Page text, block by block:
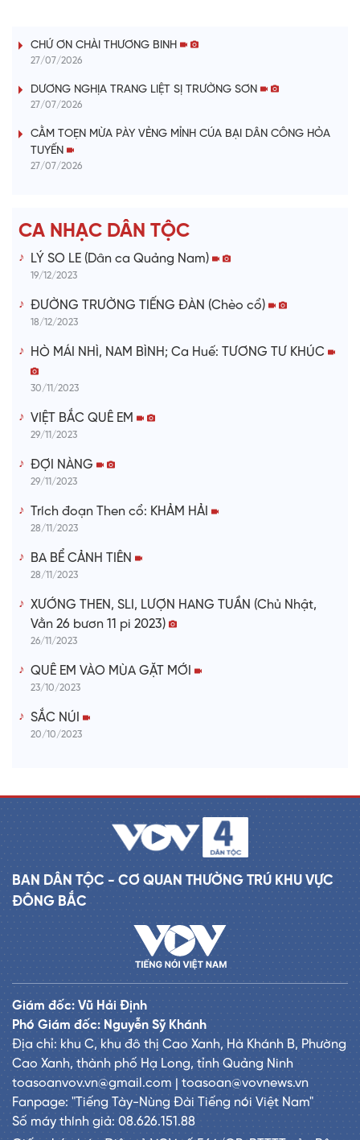
V
i
o
CHỨ ƠN CHÀI THƯƠNG BINH
27/07/2026
DƯƠNG NGHỊA TRANG LIỆT SỊ TRƯỜNG SƠN
27/07/2026
CẰM TOẸN MỪA PÀY VẺNG MỈNH CÚA BẠI DÂN CÔNG HỎA
TUYẾN
27/07/2026
CA NHẠC DÂN TỘC
LÝ SO LE (Dân ca Quảng Nam)
19/12/2023
ĐƯỜNG TRƯỜNG TIẾNG ĐÀN (Chèo cổ)
18/12/2023
HÒ MÁI NHÌ, NAM BÌNH; Ca Huế: TƯƠNG TƯ KHÚC
30/11/2023
VIỆT BẮC QUÊ EM
29/11/2023
ĐỢI NÀNG
29/11/2023
Trích đoạn Then cổ: KHẢM HẢI
28/11/2023
BA BỂ CẢNH TIÊN
28/11/2023
XƯỚNG THEN, SLI, LƯỢN HANG TUẦN (Chủ Nhật,
Vằn 26 bươn 11 pi 2023)
26/11/2023
QUÊ EM VÀO MÙA GẶT MỚI
23/10/2023
SẮC NÚI
20/10/2023
BAN DÂN TỘC - CƠ QUAN THƯỜNG TRÚ KHU VỰC
ĐÔNG BẮC
Giám đốc: Vũ Hải Định
Phó Giám đốc: Nguyễn Sỹ Khánh
Địa chỉ: khu C, khu đô thị Cao Xanh, Hà Khánh B, Phường
Cao Xanh, thành phố Hạ Long, tỉnh Quảng Ninh
toasoanvov.vn@gmail.com | toasoan@vovnews.vn
Fanpage: "Tiếng Tày-Nùng Đài Tiếng nói Việt Nam"
Số máy thính giả: 08.626.151.88